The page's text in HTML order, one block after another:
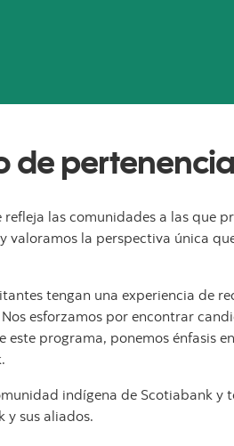
de pertenencia
las comunidades a las que
valoramos la perspectiva única
tengan una experiencia de
esforzamos por encontrar
programa, ponemos énfasis
indígena de Scotiabank y
y sus aliados.